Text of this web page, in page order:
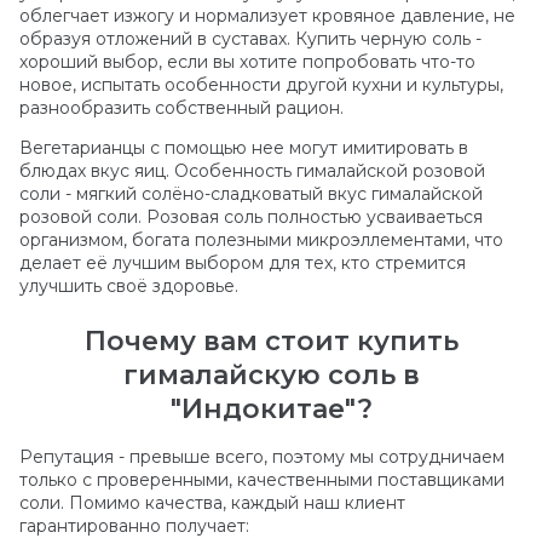
облегчает изжогу и нормализует кровяное давление, не
образуя отложений в суставах. Купить черную соль -
хороший выбор, если вы хотите попробовать что-то
новое, испытать особенности другой кухни и культуры,
разнообразить собственный рацион.
Вегетарианцы с помощью нее могут имитировать в
блюдах вкус яиц. Особенность гималайской розовой
соли - мягкий солёно-сладковатый вкус гималайской
розовой соли. Розовая соль полностью усваиваеться
организмом, богата полезными микроэллементами, что
делает её лучшим выбором для тех, кто стремится
улучшить своё здоровье.
Почему вам стоит купить
гималайскую соль в
"Индокитае"?
Репутация - превыше всего, поэтому мы сотрудничаем
только с проверенными, качественными поставщиками
соли. Помимо качества, каждый наш клиент
гарантированно получает: